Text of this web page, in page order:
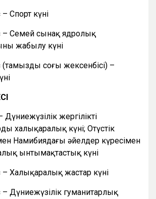
Спорт күні
– Семей сынақ ядролық
жабылу күні
соңғы жексенбісі) –
жергілікті
халықаралық күні; Оңтүстік
Намибиядағы әйелдер күресімен
ынтымақтастық күні
Халықаралық жастар күні
Дүниежүзілік гуманитарлық